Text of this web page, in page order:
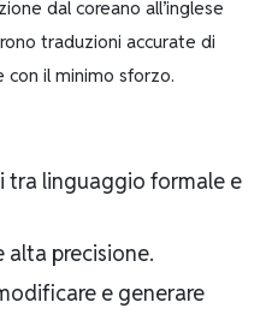
dal coreano all’inglese
traduzioni accurate di
con il minimo sforzo.
tra linguaggio formale e
alta precisione.
e generare